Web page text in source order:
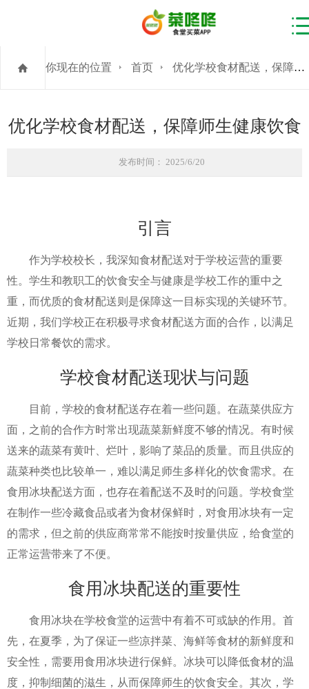
你现在的位置 首页 优化学校食材配送，保障师生健康饮食
优化学校食材配送，保障师生健康饮食
发布时间： 2025/6/20
引言
作为学校校长，我深知食材配送对于学校运营的重要
性。学生和教职工的饮食安全与健康是学校工作的重中之
重，而优质的食材配送则是保障这一目标实现的关键环节。
近期，我们学校正在积极寻求食材配送方面的合作，以满足
学校日常餐饮的需求。
学校食材配送现状与问题
目前，学校的食材配送存在着一些问题。在蔬菜供应方
面，之前的合作方时常出现蔬菜新鲜度不够的情况。有时候
送来的蔬菜有黄叶、烂叶，影响了菜品的质量。而且供应的
蔬菜种类也比较单一，难以满足师生多样化的饮食需求。在
食用冰块配送方面，也存在着配送不及时的问题。学校食堂
在制作一些冷藏食品或者为食材保鲜时，对食用冰块有一定
的需求，但之前的供应商常常不能按时按量供应，给食堂的
正常运营带来了不便。
食用冰块配送的重要性
食用冰块在学校食堂的运营中有着不可或缺的作用。首
先，在夏季，为了保证一些凉拌菜、海鲜等食材的新鲜度和
安全性，需要用食用冰块进行保鲜。冰块可以降低食材的温
度，抑制细菌的滋生，从而保障师生的饮食安全。其次，学